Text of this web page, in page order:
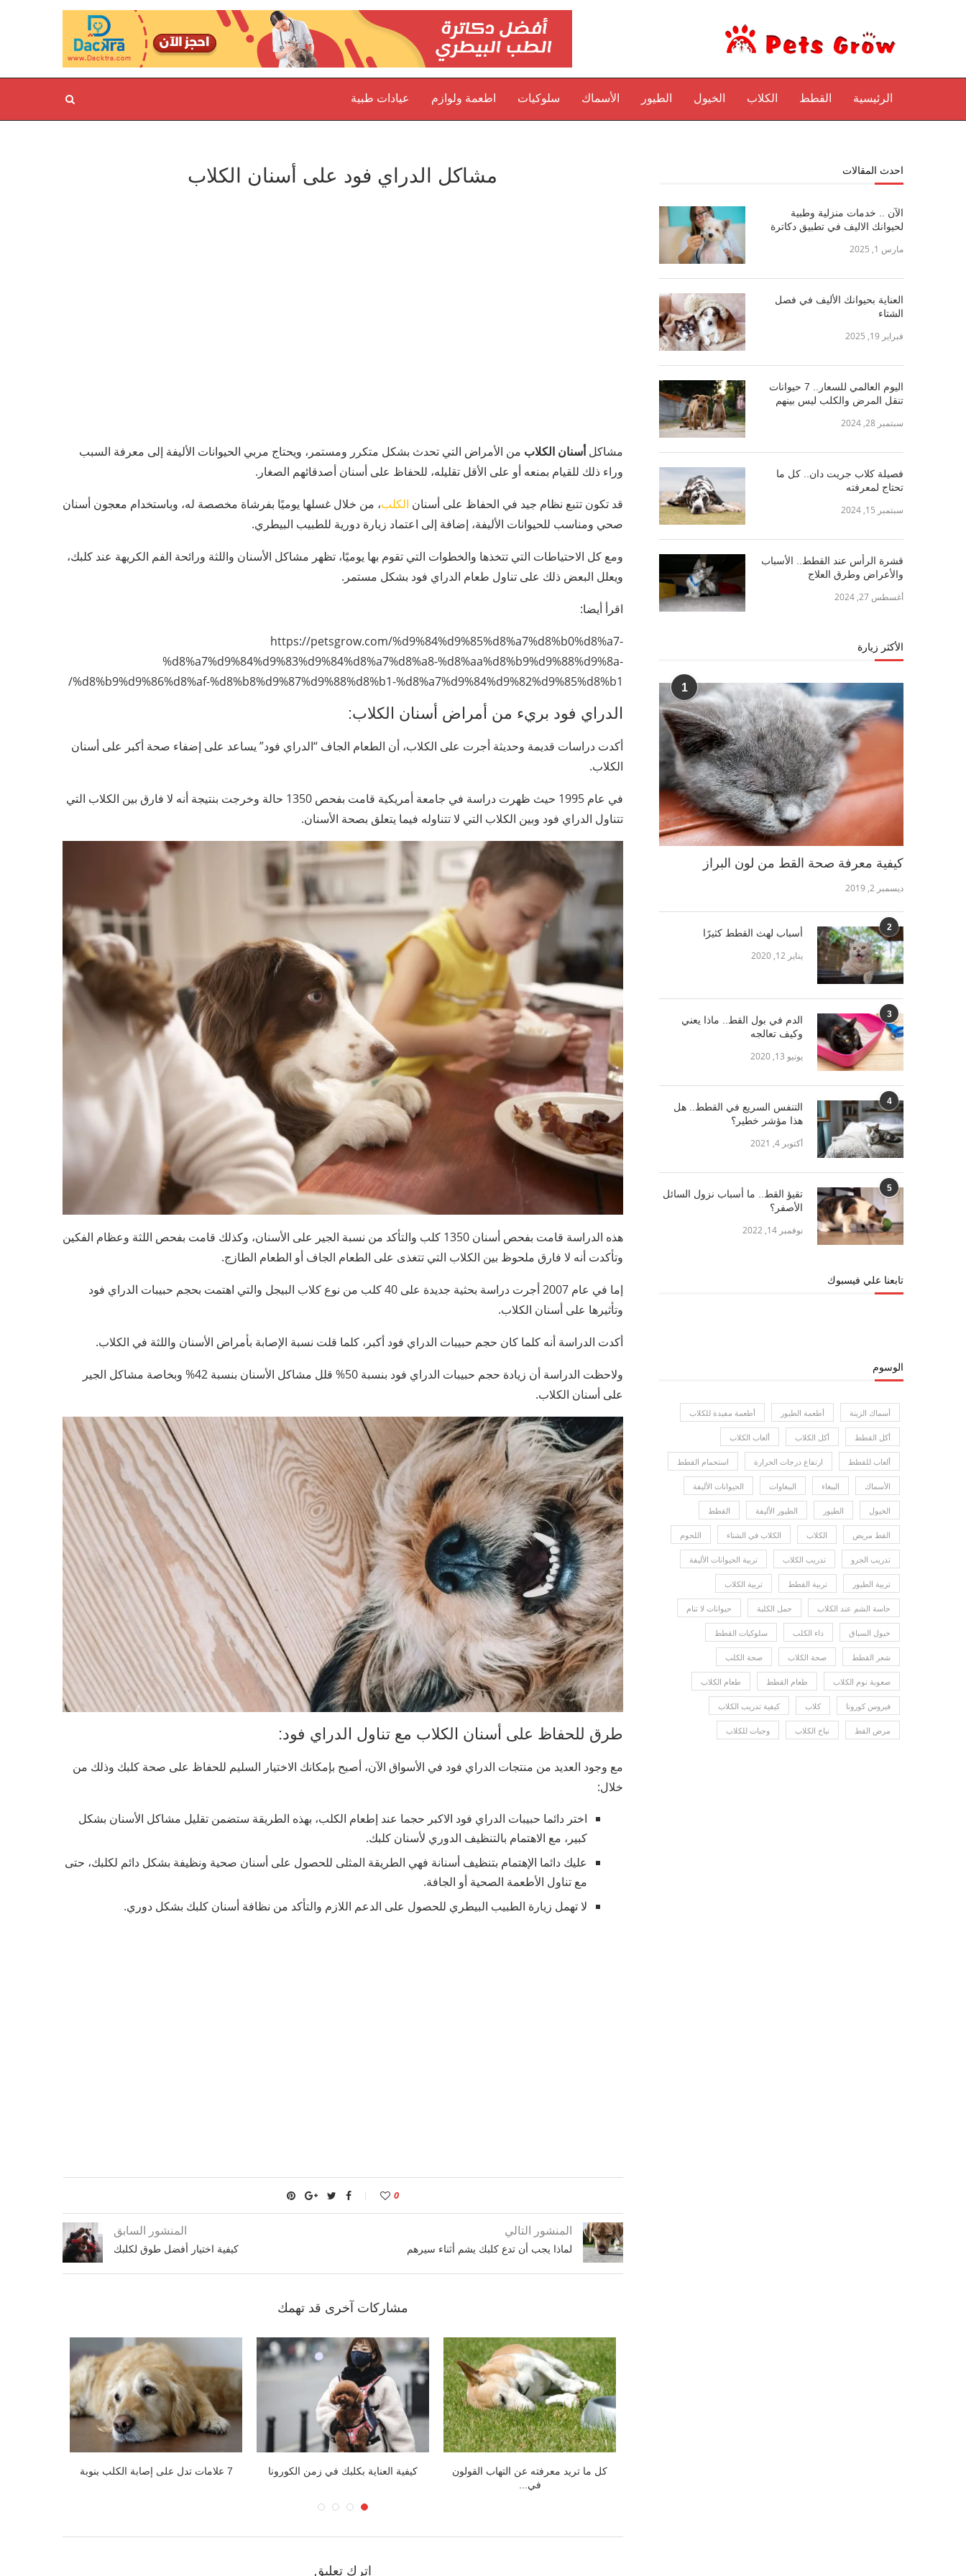
الرئيسية القطط الكلاب الخيول الطيور الأسماك سلوكيات اطعمة ولوازم عيادات طبية
مشاكل الدراي فود على أسنان الكلاب
مشاكلأسنان الكلاب من الأمراض التي تحدث بشكل متكرر ومستمر، ويحتاج مربي الحيوانات الأليفة إلى معرفة السبب
وراء ذلك للقيام بمنعه أو على الأقل تقليله، للحفاظ على أسنان أصدقائهم الصغار.
قد تكون تتبع نظام جيد في الحفاظ على أسنان الكلب، من خلال غسلها يوميًا بفرشاة مخصصة له، وباستخدام معجون أسنان
صحي ومناسب للحيوانات الأليفة، إضافة إلى اعتماد زيارة دورية للطبيب البيطري.
ومع كل الاحتياطات التي تتخذها والخطوات التي تقوم بها يوميًا، تظهر مشاكل الأسنان واللثة ورائحة الفم الكريهة عند كلبك،
ويعلل البعض ذلك على تناول طعام الدراي فود بشكل مستمر.
اقرأ أيضا:
https://petsgrow.com/%d9%84%d9%85%d8%a7%d8%b0%d8%a7-
%d8%a7%d9%84%d9%83%d9%84%d8%a7%d8%a8-%d8%aa%d8%b9%d9%88%d9%8a-
%d8%b9%d9%86%d8%af-%d8%b8%d9%87%d9%88%d8%b1-%d8%a7%d9%84%d9%82%d9%85%d8%b1/
الدراي فود بريء من أمراض أسنان الكلاب:
أكدت دراسات قديمة وحديثة أجرت على الكلاب، أن الطعام الجاف “الدراي فود” يساعد على إضفاء صحة أكبر على أسنان
الكلاب.
في عام 1995 حيث ظهرت دراسة في جامعة أمريكية قامت بفحص 1350 حالة وخرجت بنتيجة أنه لا فارق بين الكلاب التي
تتناول الدراي فود وبين الكلاب التي لا تتناوله فيما يتعلق بصحة الأسنان.
هذه الدراسة قامت بفحص أسنان 1350 كلب والتأكد من نسبة الجير على الأسنان، وكذلك قامت بفحص اللثة وعظام الفكين
وتأكدت أنه لا فارق ملحوظ بين الكلاب التي تتغذى على الطعام الجاف أو الطعام الطازج.
إما في عام 2007 أجرت دراسة بحثية جديدة على 40 كلب من نوع كلاب البيجل والتي اهتمت بحجم حبيبات الدراي فود
وتأثيرها على أسنان الكلاب.
أكدت الدراسة أنه كلما كان حجم حبيبات الدراي فود أكبر، كلما قلت نسبة الإصابة بأمراض الأسنان واللثة في الكلاب.
ولاحظت الدراسة أن زيادة حجم حبيبات الدراي فود بنسبة 50% قلل مشاكل الأسنان بنسبة 42% وبخاصة مشاكل الجير
على أسنان الكلاب.
طرق للحفاظ على أسنان الكلاب مع تناول الدراي فود:
مع وجود العديد من منتجات الدراي فود في الأسواق الآن، أصبح بإمكانك الاختيار السليم للحفاظ على صحة كلبك وذلك من
خلال:
اختر دائما حبيبات الدراي فود الاكبر حجما عند إطعام الكلب، بهذه الطريقة ستضمن تقليل مشاكل الأسنان بشكل
كبير، مع الاهتمام بالتنظيف الدوري لأسنان كلبك.
عليك دائما الإهتمام بتنظيف أسنانة فهي الطريقة المثلى للحصول على أسنان صحية ونظيفة بشكل دائم لكلبك، حتى
مع تناول الأطعمة الصحية أو الجافة.
لا تهمل زيارة الطبيب البيطري للحصول على الدعم اللازم والتأكد من نظافة أسنان كلبك بشكل دوري.
0
المنشور السابق
كيفية اختيار أفضل طوق لكلبك
المنشور التالي
لماذا يجب أن تدع كلبك يشم أثناء سيرهم
مشاركات آخرى قد تهمك
بدائل الاقفاص: ماذا تفعل عندما يكره
كلبك الصندوق
السمنة في الكلاب.. الأسباب وكيفية
4 نصائح للمساعدة في تربية الجرو
اترك تعليق
احدث المقالات
الآن .. خدمات منزلية وطبية
لحيوانك الاليف في تطبيق دكاترة
مارس 1, 2025
العناية بحيوانك الأليف في فصل
الشتاء
فبراير 19, 2025
اليوم العالمي للسعار.. 7 حيوانات
تنقل المرض والكلب ليس بينهم
سبتمبر 28, 2024
فصيلة كلاب جريت دان.. كل ما
تحتاج لمعرفته
سبتمبر 15, 2024
قشرة الرأس عند القطط.. الأسباب
والأعراض وطرق العلاج
أغسطس 27, 2024
الأكثر زيارة
1
كيفية معرفة صحة القط من لون البراز
ديسمبر 2, 2019
2 أسباب لهث القطط كثيرًا
يناير 12, 2020
3
الدم في بول القط.. ماذا يعني
وكيف تعالجه
يونيو 13, 2020
4
التنفس السريع في القطط.. هل
هذا مؤشر خطير؟
أكتوبر 4, 2021
5
تقيؤ القط.. ما أسباب نزول السائل
الأصفر؟
نوفمبر 14, 2022
تابعنا علي فيسبوك
الوسوم
أسماك الزينة أطعمة الطيور أطعمة مفيدة للكلاب
أكل القطط أكل الكلاب ألعاب الكلاب
ألعاب للقطط ارتفاع درجات الحرارة استحمام القطط
الأسماك الببغاء الببغاوات الحيوانات الأليفة
الخيول الطيور الطيور الأليفة القطط
القط مريض الكلاب الكلاب في الشتاء اللحوم
تدريب الجرو تدريب الكلاب تربية الحيوانات الأليفة
تربية الطيور تربية القطط تربية الكلاب
حاسة الشم عند الكلاب حمل الكلبة حيوانات لا تنام
خيول السباق داء الكلب سلوكيات القطط
شعر القطط صحة الكلاب صحة الكلب
صعوبة نوم الكلاب طعام القطط طعام الكلاب
فيروس كورونا كلاب كيفية تدريب الكلاب
مرض القط نباح الكلاب وجبات للكلاب